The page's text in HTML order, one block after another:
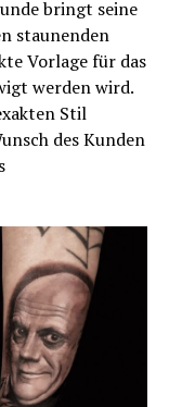
bringt seine
staunenden
Vorlage für das
werden wird.
Stil
des Kunden